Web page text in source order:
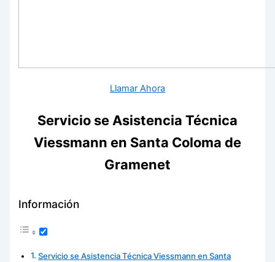
Llamar Ahora
Servicio se Asistencia Técnica
Viessmann en Santa Coloma de
Gramenet
Información
Servicio se Asistencia Técnica Viessmann en Santa